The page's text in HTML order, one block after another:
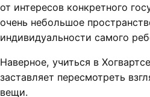
от интересов конкретного
очень небольшое
индивидуальности самого
Наверное, учиться в
заставляет пересмотреть
вещи.